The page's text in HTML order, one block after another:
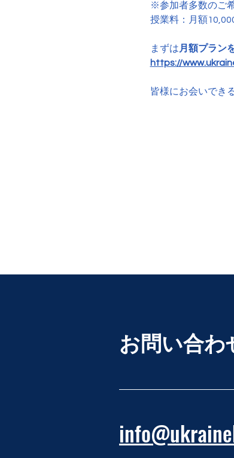
※参加者多数のご
授業料：月額
まずは月額プラン
https://
皆様にお会いでき
お問い合わ